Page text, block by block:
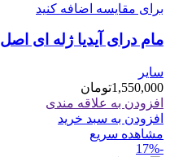
برای مقایسه اضافه کنید
مام درای آیدیا ژله ای اصل
سایر
1,550,000تومان
افزودن به علاقه مندی
افزودن به سبد خرید
مشاهده سریع
-17%